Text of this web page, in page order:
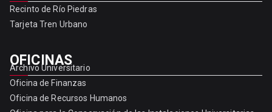
Recinto de Río Piedras
Tarjeta Tren Urbano
OFICINAS
Archivo Universitario
Oficina de Finanzas
Oficina de Recursos Humanos